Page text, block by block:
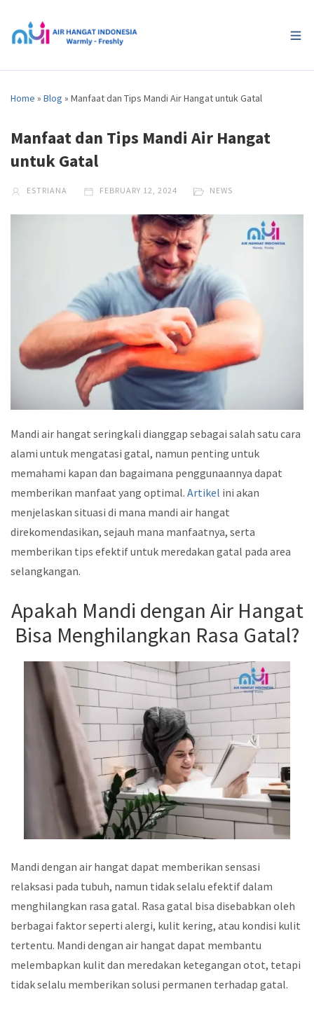
Home » Blog » Manfaat dan Tips Mandi Air Hangat untuk Gatal
Manfaat dan Tips Mandi Air Hangat
untuk Gatal
ESTRIANA FEBRUARY 12, 2024 NEWS
Mandi air hangat seringkali dianggap sebagai salah satu cara
alami untuk mengatasi gatal, namun penting untuk
memahami kapan dan bagaimana penggunaannya dapat
memberikan manfaat yang optimal. Artikel ini akan
menjelaskan situasi di mana mandi air hangat
direkomendasikan, sejauh mana manfaatnya, serta
memberikan tips efektif untuk meredakan gatal pada area
selangkangan.
Apakah Mandi dengan Air Hangat
Bisa Menghilangkan Rasa Gatal?
Mandi dengan air hangat dapat memberikan sensasi
relaksasi pada tubuh, namun tidak selalu efektif dalam
menghilangkan rasa gatal. Rasa gatal bisa disebabkan oleh
berbagai faktor seperti alergi, kulit kering, atau kondisi kulit
tertentu. Mandi dengan air hangat dapat membantu
melembapkan kulit dan meredakan ketegangan otot, tetapi
tidak selalu memberikan solusi permanen terhadap gatal.